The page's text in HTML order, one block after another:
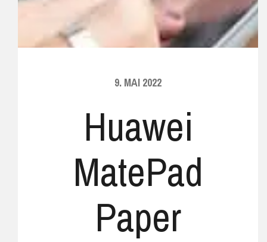
9. MAI 2022
Huawei
MatePad
Paper